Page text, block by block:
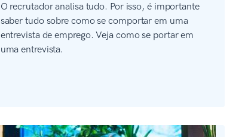
O recrutador analisa tudo. Por isso, é importante
saber tudo sobre como se comportar em uma
entrevista de emprego. Veja como se portar em
uma entrevista.